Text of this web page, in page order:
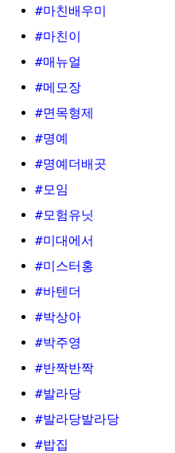
#마친배우미
#마친이
#매뉴얼
#메모장
#면목형제
#명예
#명예더배곳
#모임
#모험유닛
#미대에서
#미스터홍
#바텐더
#박상아
#박주영
#반짝반짝
#발라당
#발라당발라당
#밥집